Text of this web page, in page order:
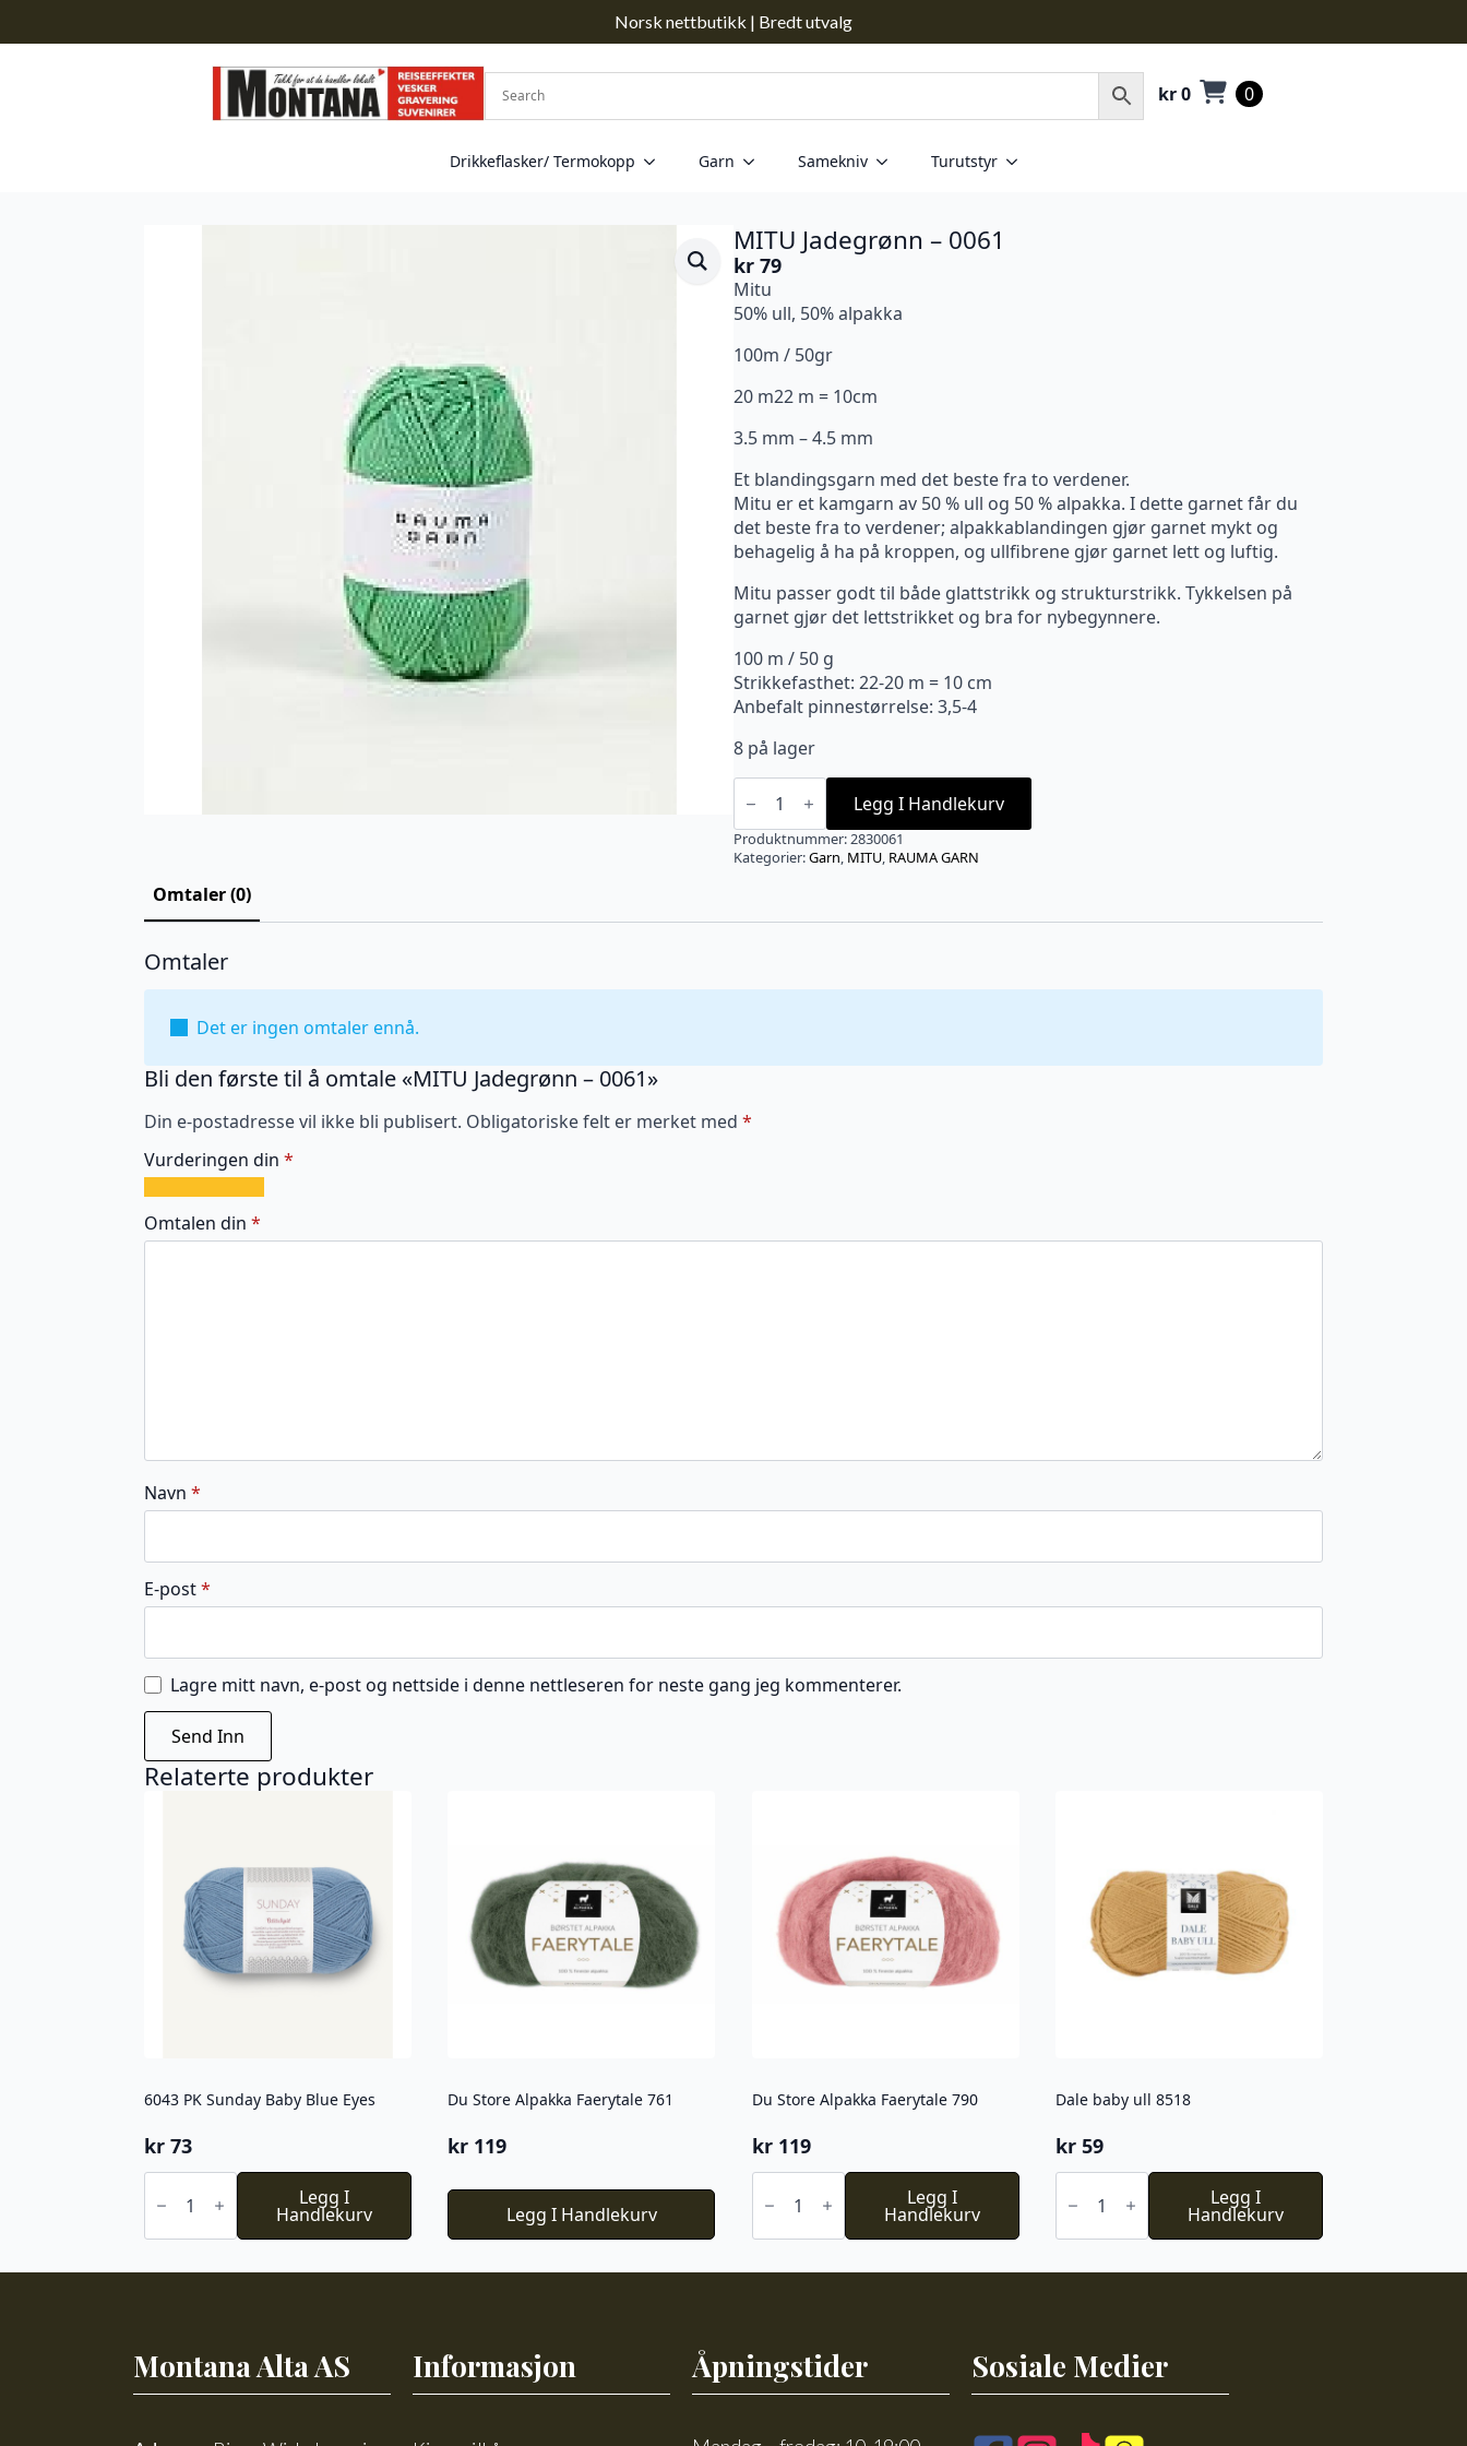
Norsk nettbutikk | Bredt utvalg
kr0 0
Drikkeflasker/ Termokopp Garn Samekniv Turutstyr
MITU Jadegrønn – 0061
kr 79
Mitu
50% ull, 50% alpakka
100m / 50gr
20 m22 m = 10cm
3.5 mm – 4.5 mm
Et blandingsgarn med det beste fra to verdener.
Mitu er et kamgarn av 50 % ull og 50 % alpakka. I dette garnet får du
det beste fra to verdener; alpakkablandingen gjør garnet mykt og
behagelig å ha på kroppen, og ullfibrene gjør garnet lett og luftig.
Mitu passer godt til både glattstrikk og strukturstrikk. Tykkelsen på
garnet gjør det lettstrikket og bra for nybegynnere.
100 m / 50 g
Strikkefasthet: 22-20 m = 10 cm
Anbefalt pinnestørrelse: 3,5-4
8 på lager
MITU
Jadegrønn
0061
antall
Legg I Handlekurv
Produktnummer:2830061
Kategorier:Garn, MITU, RAUMA GARN
Omtaler (0)
Omtaler
Det er ingen omtaler ennå.
Bli den første til å omtale «MITU Jadegrønn – 0061»
Din e-postadresse vil ikke bli publisert. Obligatoriske felt er merket med *
Vurderingen din *
av
5
av
5
av
5
av
5
av
5
Omtalen din *
Navn *
E-post*
Lagre mitt navn, e-post og nettside i denne nettleseren for neste gang jeg kommenterer.
Relaterte produkter
6043 PK Sunday Baby Blue Eyes
kr 73
6043
Sunday
Baby
Eyes
Legg I
Handlekurv
Du Store Alpakka Faerytale 761
kr 119
Legg I Handlekurv
Du Store Alpakka Faerytale 790
kr119
Du
Store
Alpakka
Faerytale
antall
Legg I
Handlekurv
Dale baby ull 8518
kr 59
Dale
ull
8518
Legg I
Handlekurv
Montana Alta AS Informasjon Åpningstider Sosiale Medier